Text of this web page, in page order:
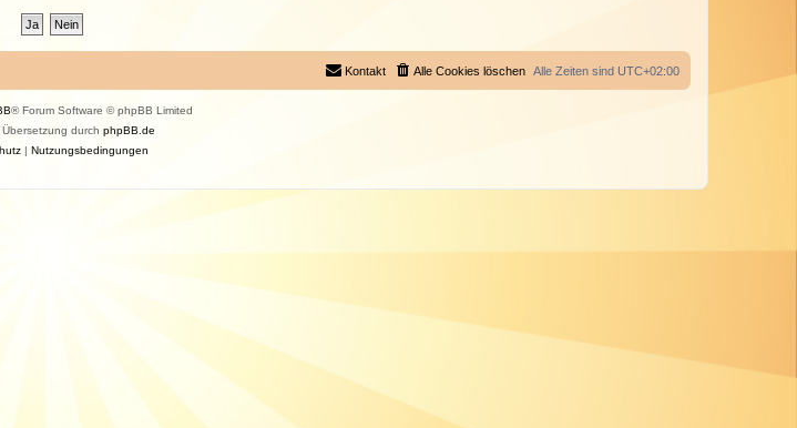
Alle Zeiten sind UTC+02:00
Alle Cookies löschen
Kontakt
® Forum Software © phpBB Limited
durch phpBB.de
| Nutzungsbedingungen